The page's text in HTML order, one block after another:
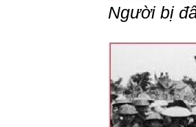
Người bị